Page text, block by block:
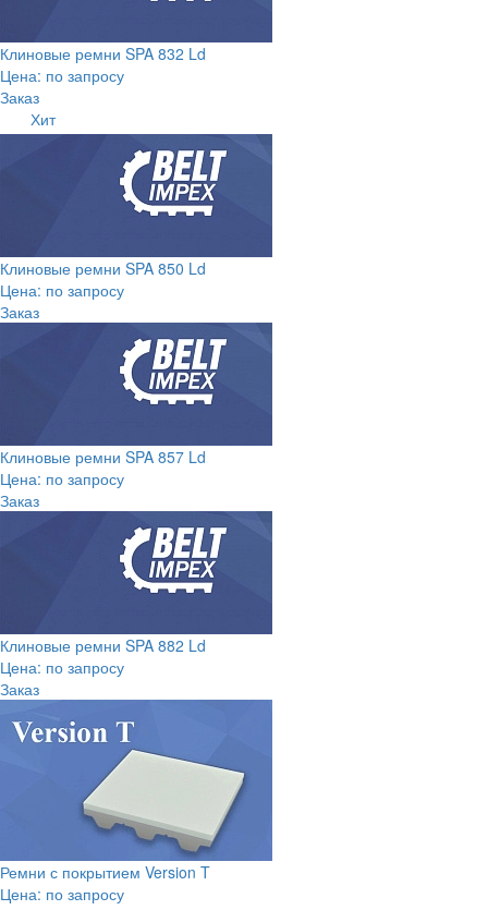
Клиновые ремни SPA 832 Ld
Цена: по запросу
Заказ
Хит
Клиновые ремни SPA 850 Ld
Цена: по запросу
Заказ
Клиновые ремни SPA 857 Ld
Цена: по запросу
Заказ
Клиновые ремни SPA 882 Ld
Цена: по запросу
Заказ
Ремни с покрытием Version T
Цена: по запросу